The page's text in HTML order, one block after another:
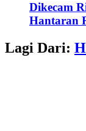
Dikecam
Hantaran
Lagi Dari: